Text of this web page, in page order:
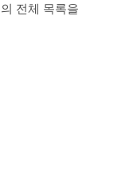
의 전체 목록을